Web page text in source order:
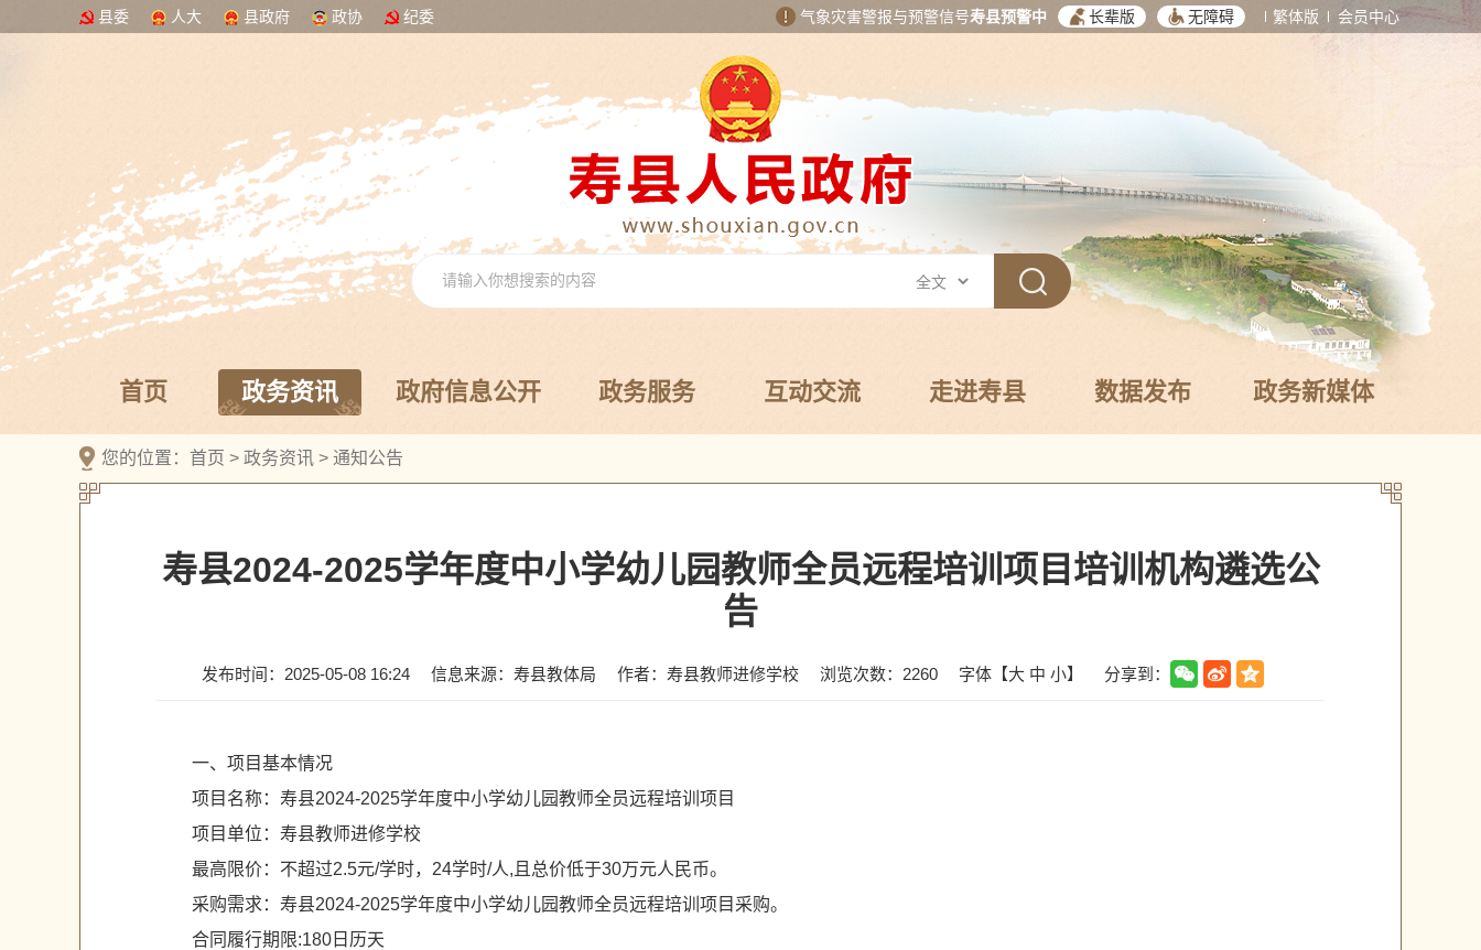
县委 人大 县政府 政协 纪委 气象灾害警报与预警信号寿县预警中 长辈版 无障碍 繁体版 会员中心
首页 政务资讯 政府信息公开 政务服务 互动交流 走进寿县 数据发布 政务新媒体
您的位置： 首页 > 政务资讯 > 通知公告
寿县2024-2025学年度中小学幼儿园教师全员远程培训项目培训机构遴选公
告
发布时间：2025-05-08 16:24 信息来源：寿县教体局 作者：寿县教师进修学校 浏览次数： 2260 字体【大 中 小】 分享到：
一、项目基本情况
项目名称：寿县2024-2025学年度中小学幼儿园教师全员远程培训项目
项目单位：寿县教师进修学校
最高限价：不超过2.5元/学时，24学时/人,且总价低于30万元人民币。
采购需求：寿县2024-2025学年度中小学幼儿园教师全员远程培训项目采购。
合同履行期限:180日历天